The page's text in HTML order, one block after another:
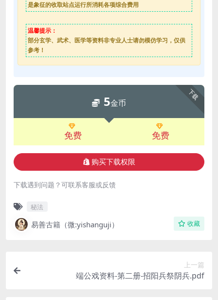
是象征的收取站点运行所消耗各项综合费用
温馨提示：
部分玄学、武术、医学等资料非专业人士请勿模仿学习，仅供
参考！
下载
5金币
免费 免费
购买下载权限
下载遇到问题？可联系客服或反馈
秘法
易善古籍（微:yishanguji） 收藏
上一篇
端公戏资料-第二册-招阳兵祭阴兵.pdf